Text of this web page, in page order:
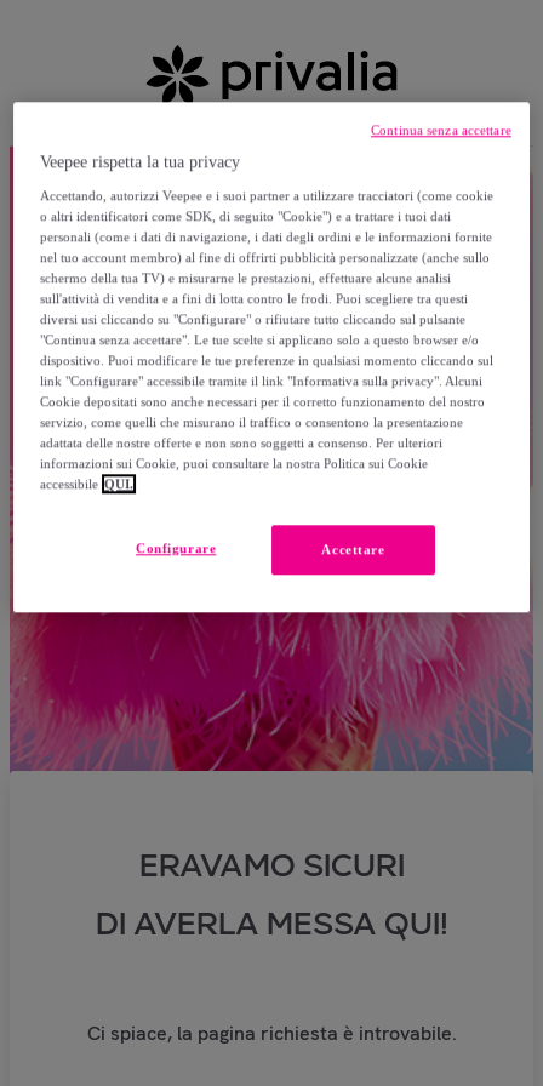
ERAVAMO SICURI
DI AVERLA MESSA QUI!
Ci spiace, la pagina richiesta è introvabile.
Veepee rispetta la tua privacy
Accettando, autorizzi Veepee e i suoi partner a utilizzare tracciatori (come cookie
o altri identificatori come SDK, di seguito "Cookie") e a trattare i tuoi dati
personali (come i dati di navigazione, i dati degli ordini e le informazioni fornite
nel tuo account membro) al fine di offrirti pubblicità personalizzate (anche sullo
schermo della tua TV) e misurarne le prestazioni, effettuare alcune analisi
sull'attività di vendita e a fini di lotta contro le frodi. Puoi scegliere tra questi
diversi usi cliccando su "Configurare" o rifiutare tutto cliccando sul pulsante
"Continua senza accettare". Le tue scelte si applicano solo a questo browser e/o
dispositivo. Puoi modificare le tue preferenze in qualsiasi momento cliccando sul
link "Configurare" accessibile tramite il link "Informativa sulla privacy". Alcuni
Cookie depositati sono anche necessari per il corretto funzionamento del nostro
servizio, come quelli che misurano il traffico o consentono la presentazione
adattata delle nostre offerte e non sono soggetti a consenso. Per ulteriori
informazioni sui Cookie, puoi consultare la nostra Politica sui Cookie
accessibile QUI.
Accettare
Configurare
Continua senza accettare